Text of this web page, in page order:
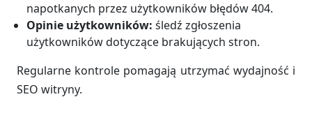
napotkanych przez użytkowników błędów 404.
Opinie użytkowników: śledź zgłoszenia
użytkowników dotyczące brakujących stron.
Regularne kontrole pomagają utrzymać wydajność i
SEO witryny.